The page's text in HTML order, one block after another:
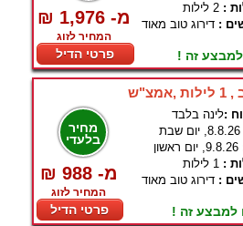
₪ 1,976 -מ
המחיר לזוג
פרטי הדיל
: 2 לילות
: דירוג טוב מאוד
מחיר
בלעדי
₪ 988 -מ
המחיר לזוג
פרטי הדיל
:לינה בלבד
8.8.26, יום שבת
9.8.26, יום ראשון
: 1 לילות
: דירוג טוב מאוד